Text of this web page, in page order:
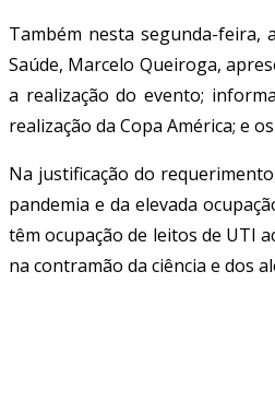
Também nesta segunda-feira,
Saúde, Marcelo Queiroga,
a realização do evento;
realização da Copa América; e
Na justificação do
pandemia e da elevada
têm ocupação de leitos de UTI
na contramão da ciência e dos
Como